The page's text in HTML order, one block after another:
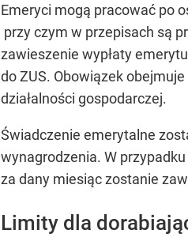
Emeryci mogą pracować po
przy czym w przepisach są
zawieszenie wypłaty
do ZUS. Obowiązek
działalności gospodarczej.
Świadczenie emerytalne
wynagrodzenia. W
za dany miesiąc zostanie
Limity dla